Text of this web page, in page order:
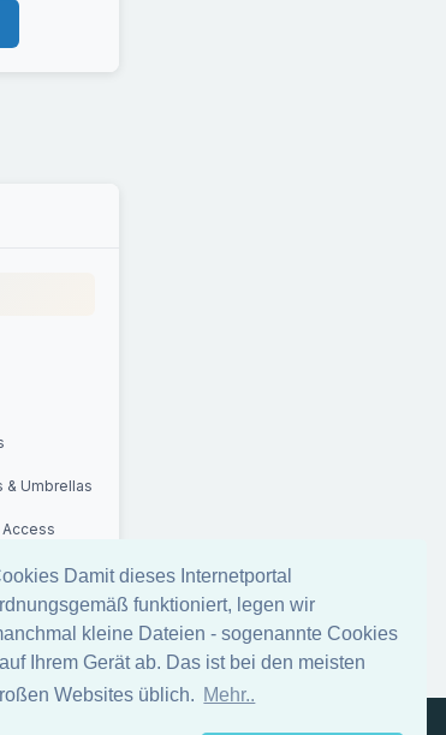
Damit dieses Internetportal
funktioniert, legen wir
kleine Dateien - sogenannte Cookies
Ihrem Gerät ab. Das ist bei den meisten
Websites üblich. Mehr..
& Umbrellas